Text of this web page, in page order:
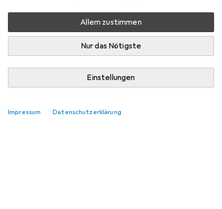
Allem zustimmen
Nur das Nötigste
Einstellungen
Impressum Datenschutzerklärung